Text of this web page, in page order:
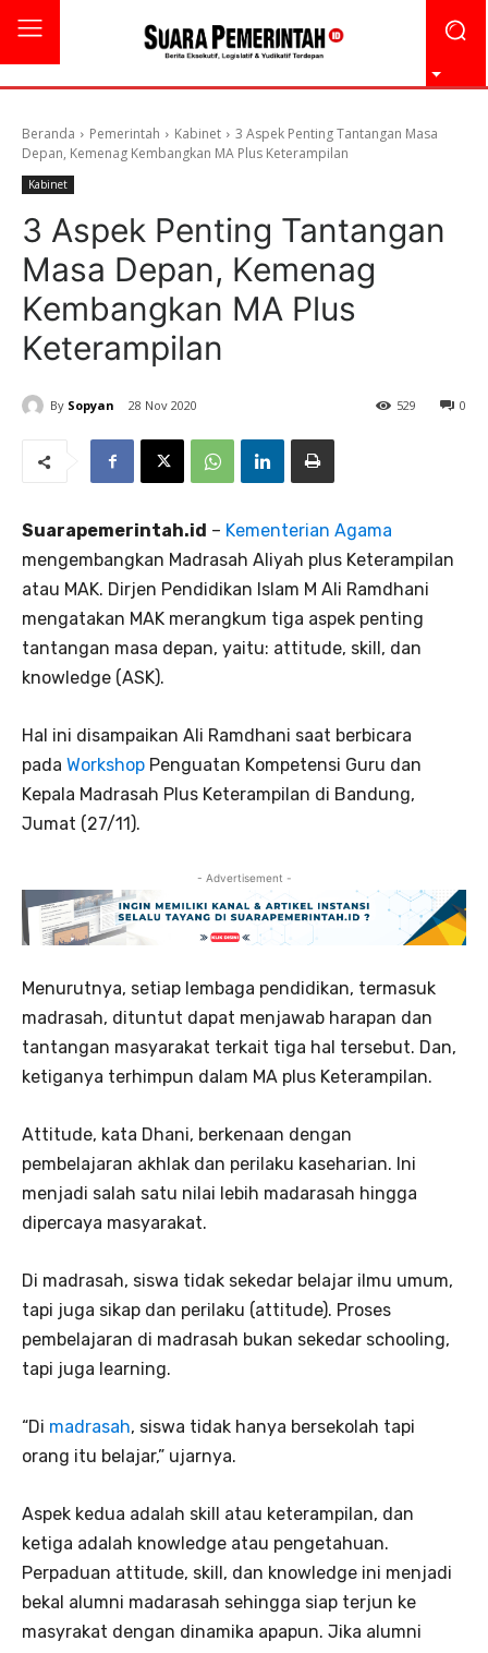
Beranda Pemerintah Kabinet
3 Aspek Penting Tantangan Masa
Depan, Kemenag Kembangkan MA Plus Keterampilan
Kabinet
3 Aspek Penting Tantangan
Masa Depan, Kemenag
Kembangkan MA Plus
Keterampilan
By Sopyan 28 Nov 2020 0
529
Suarapemerintah.id – Kementerian Agama
mengembangkan Madrasah Aliyah plus Keterampilan
atau MAK. Dirjen Pendidikan Islam M Ali Ramdhani
mengatakan MAK merangkum tiga aspek penting
tantangan masa depan, yaitu: attitude, skill, dan
knowledge (ASK).
Hal ini disampaikan Ali Ramdhani saat berbicara
pada Workshop Penguatan Kompetensi Guru dan
Kepala Madrasah Plus Keterampilan di Bandung,
Jumat (27/11).
- Advertisement -
Menurutnya, setiap lembaga pendidikan, termasuk
madrasah, dituntut dapat menjawab harapan dan
tantangan masyarakat terkait tiga hal tersebut. Dan,
ketiganya terhimpun dalam MA plus Keterampilan.
Attitude, kata Dhani, berkenaan dengan
pembelajaran akhlak dan perilaku kaseharian. Ini
menjadi salah satu nilai lebih madarasah hingga
dipercaya masyarakat.
Di madrasah, siswa tidak sekedar belajar ilmu umum,
tapi juga sikap dan perilaku (attitude). Proses
pembelajaran di madrasah bukan sekedar schooling,
tapi juga learning.
“Di madrasah, siswa tidak hanya bersekolah tapi
orang itu belajar,” ujarnya.
Aspek kedua adalah skill atau keterampilan, dan
ketiga adalah knowledge atau pengetahuan.
Perpaduan attitude, skill, dan knowledge ini menjadi
bekal alumni madarasah sehingga siap terjun ke
masyrakat dengan dinamika apapun. Jika alumni